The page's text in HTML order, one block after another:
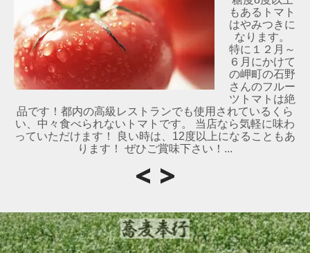
もあるトマト
はやみつきに
なります。
特に１２月～
６月にかけて
の岬町の石野
さんのフルー
ツトマトは絶
品です！都内の高級レストランでも使用されているくら
い、中々食べられないトマトです。 当店なら気軽に味わ
っていただけます！ 良い時は、12度以上になることもあ
ります！ ぜひご賞味下さい！...